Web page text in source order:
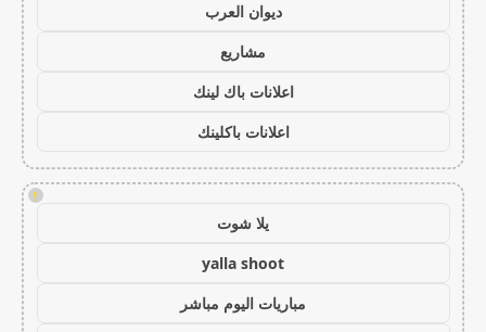
ديوان العرب
مشاريع
اعلانات باك لينك
اعلانات باكلينك
!
يلا شوت
yalla shoot
مباريات اليوم مباشر